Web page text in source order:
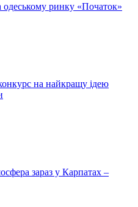
ринку «Початок»
на найкращу ідею
зараз у Карпатах –